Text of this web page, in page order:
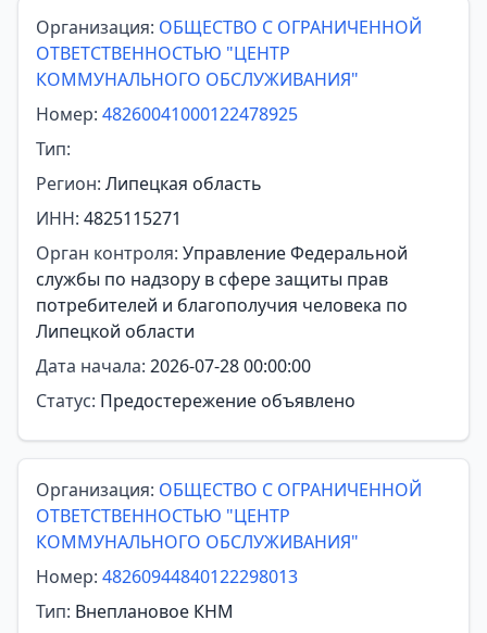
Организация: ОБЩЕСТВО С ОГРАНИЧЕННОЙ
ОТВЕТСТВЕННОСТЬЮ "ЦЕНТР
КОММУНАЛЬНОГО ОБСЛУЖИВАНИЯ"
Номер: 48260041000122478925
Тип:
Регион: Липецкая область
ИНН: 4825115271
Орган контроля: Управление Федеральной
службы по надзору в сфере защиты прав
потребителей и благополучия человека по
Липецкой области
Дата начала: 2026-07-28 00:00:00
Статус: Предостережение объявлено
Организация: ОБЩЕСТВО С ОГРАНИЧЕННОЙ
ОТВЕТСТВЕННОСТЬЮ "ЦЕНТР
КОММУНАЛЬНОГО ОБСЛУЖИВАНИЯ"
Номер: 48260944840122298013
Тип: Внеплановое КНМ